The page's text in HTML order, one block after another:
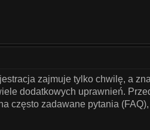
zajmuje tylko chwilę, a
dodatkowych uprawnień.
często zadawane pytania